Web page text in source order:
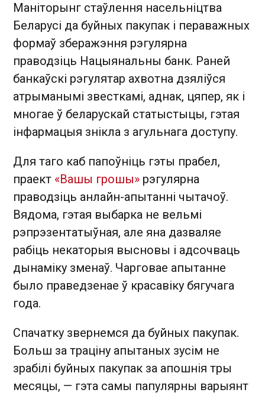
Маніторынг стаўлення насельніцтва
Беларусі да буйных пакупак і пераважных
формаў зберажэння рэгулярна
праводзіць Нацыянальны банк. Раней
банкаўскі рэгулятар ахвотна дзяліўся
атрыманымі звесткамі, аднак, цяпер, як і
многае ў беларускай статыстыцы, гэтая
інфармацыя знікла з агульнага доступу.
Для таго каб папоўніць гэты прабел,
праект «Вашы грошы» рэгулярна
праводзіць анлайн-апытанні чытачоў.
Вядома, гэтая выбарка не вельмі
рэпрэзентатыўная, але яна дазваляе
рабіць некаторыя высновы і адсочваць
дынаміку зменаў. Чарговае апытанне
было праведзенае ў красавіку бягучага
года.
Спачатку звернемся да буйных пакупак.
Больш за траціну апытаных зусім не
зрабілі буйных пакупак за апошнія тры
месяцы, — гэта самы папулярны варыянт